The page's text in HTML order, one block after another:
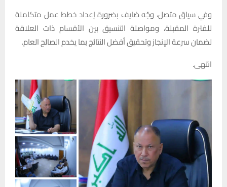
وفي سياق متصل، وجّه ضايف بضرورة إعداد خطط عمل متكاملة
للفترة المقبلة، ومواصلة التنسيق بين الأقسام ذات العلاقة
لضمان سرعة الإنجاز وتحقيق أفضل النتائج بما يخدم الصالح العام.
انتهى.